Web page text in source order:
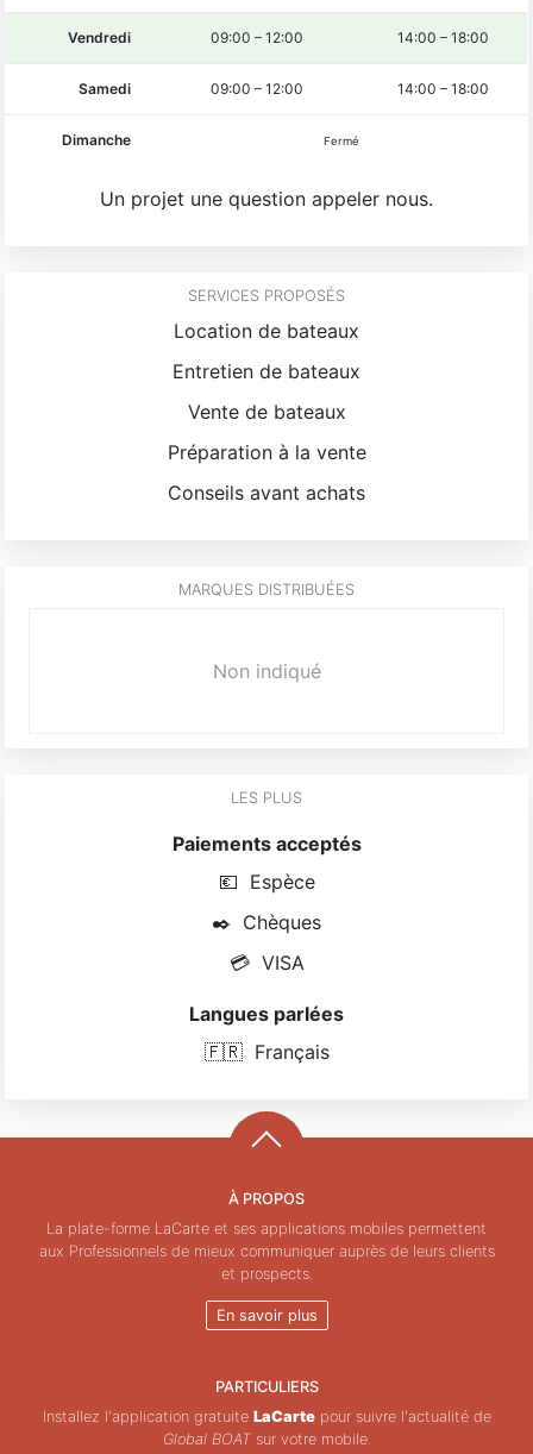
Vendredi 09:00 – 12:00 14:00 – 18:00
Samedi 09:00 – 12:00 14:00 – 18:00
Dimanche Fermé
Un projet une question appeler nous.
SERVICES PROPOSÉS
Location de bateaux
Entretien de bateaux
Vente de bateaux
Préparation à la vente
Conseils avant achats
MARQUES DISTRIBUÉES
Non indiqué
LES PLUS
Paiements acceptés
💶 Espèce
✒️ Chèques
💳 VISA
Langues parlées
🇫🇷 Français
À PROPOS
La plate-forme LaCarte et ses applications mobiles permettent
aux Professionnels de mieux communiquer auprès de leurs clients
et prospects.
En savoir plus
PARTICULIERS
Installez l'application gratuite LaCartepour suivre l'actualité de
Global BOATsur votre mobile.